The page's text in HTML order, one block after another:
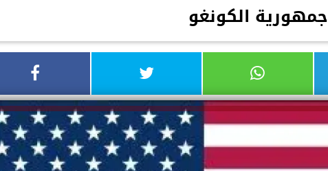
جمهورية الكونغو